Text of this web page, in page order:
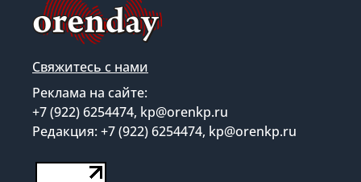
Свяжитесь с нами
Реклама на сайте:
+7 (922) 6254474, kp@orenkp.ru
Редакция: +7 (922) 6254474, kp@orenkp.ru